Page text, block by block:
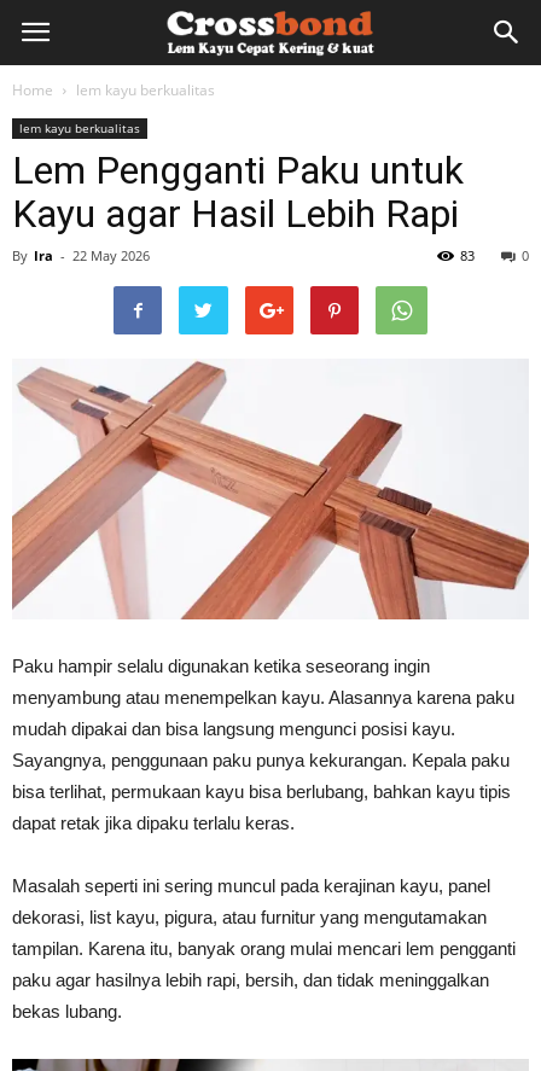
lemkayu.net
Kertas,
Cepat
Kering,
Kuat
Home lem kayu berkualitas
lem kayu berkualitas
Lem Pengganti Paku untuk
Kayu agar Hasil Lebih Rapi
By Ira - 22 May 2026 0
83
Paku hampir selalu digunakan ketika seseorang ingin
menyambung atau menempelkan kayu. Alasannya karena paku
mudah dipakai dan bisa langsung mengunci posisi kayu.
Sayangnya, penggunaan paku punya kekurangan. Kepala paku
bisa terlihat, permukaan kayu bisa berlubang, bahkan kayu tipis
dapat retak jika dipaku terlalu keras.
Masalah seperti ini sering muncul pada kerajinan kayu, panel
dekorasi, list kayu, pigura, atau furnitur yang mengutamakan
tampilan. Karena itu, banyak orang mulai mencari lem pengganti
paku agar hasilnya lebih rapi, bersih, dan tidak meninggalkan
bekas lubang.